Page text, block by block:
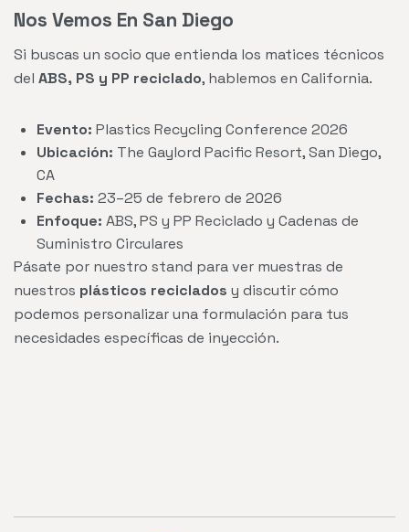
Nos Vemos En San Diego
Si buscas un socio que entienda los matices técnicos
del ABS, PS y PP reciclado, hablemos en California.
Evento: Plastics Recycling Conference 2026
Ubicación: The Gaylord Pacific Resort, San Diego,
CA
Fechas: 23–25 de febrero de 2026
Enfoque: ABS, PS y PP Reciclado y Cadenas de
Suministro Circulares
Pásate por nuestro stand para ver muestras de
nuestros plásticos reciclados y discutir cómo
podemos personalizar una formulación para tus
necesidades específicas de inyección.